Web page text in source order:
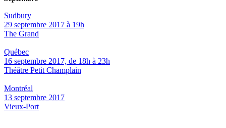
Sudbury
29 septembre 2017 à 19h
The Grand
Québec
16 septembre 2017, de 18h à 23h
Théâtre Petit Champlain
Montréal
13 septembre 2017
Vieux-Port